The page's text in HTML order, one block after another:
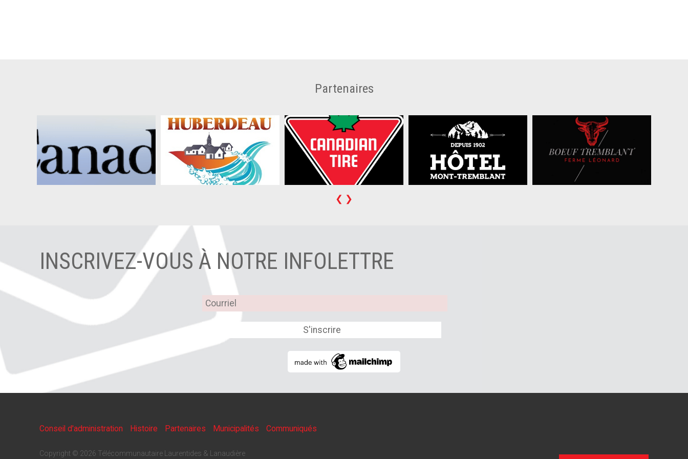
Partenaires
❮ ❯
INSCRIVEZ-VOUS À NOTRE INFOLETTRE
Conseil d'administration Histoire Partenaires Municipalités Communiqués
Copyright © 2026 Télécommunautaire Laurentides & Lanaudière